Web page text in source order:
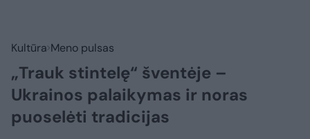
Kultūra Meno pulsas
„Trauk stintelę“ šventėje –
Ukrainos palaikymas ir noras
puoselėti tradicijas